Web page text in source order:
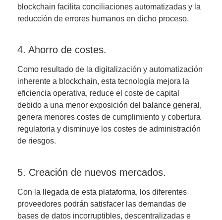
blockchain facilita conciliaciones automatizadas y la
reducción de errores humanos en dicho proceso.
4. Ahorro de costes.
Como resultado de la digitalización y automatización
inherente a blockchain, esta tecnología mejora la
eficiencia operativa, reduce el coste de capital
debido a una menor exposición del balance general,
genera menores costes de cumplimiento y cobertura
regulatoria y disminuye los costes de administración
de riesgos.
5. Creación de nuevos mercados.
Con la llegada de esta plataforma, los diferentes
proveedores podrán satisfacer las demandas de
bases de datos incorruptibles, descentralizadas e